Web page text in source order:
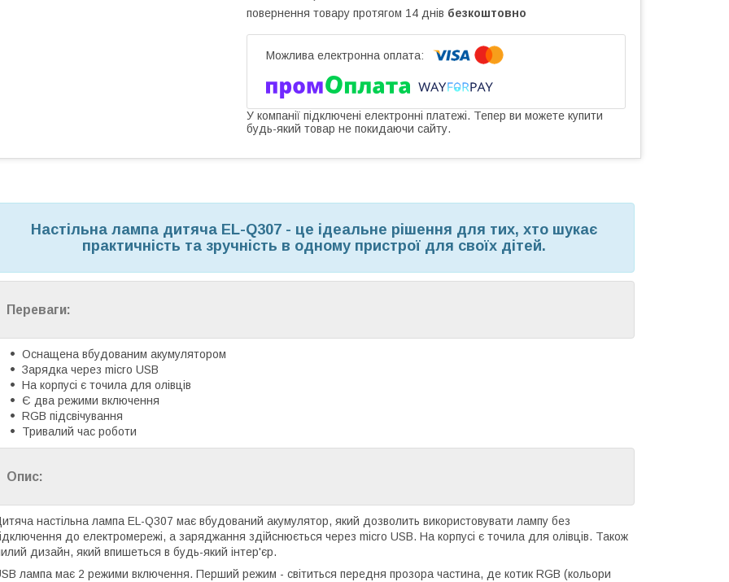
повернення товару протягом 14 днів безкоштовно
У компанії підключені електронні платежі. Тепер ви можете купити
будь-який товар не покидаючи сайту.
Настільна лампа дитяча EL-Q307 - це ідеальне рішення для тих, хто шукає
практичність та зручність в одному пристрої для своїх дітей.
Переваги:
Оснащена вбудованим акумулятором
Зарядка через micro USB
На корпусі є точила для олівців
Є два режими включення
RGB підсвічування
Тривалий час роботи
Опис:
настільна лампа EL-Q307 має вбудований акумулятор, який дозволить використовувати лампу без
до електромережі, а заряджання здійснюється через micro USB. На корпусі є точила для олівців. Також
дизайн, який впишеться в будь-який інтер'єр.
лампа має 2 режими включення. Перший режим - світиться передня прозора частина, де котик RGB (кольори